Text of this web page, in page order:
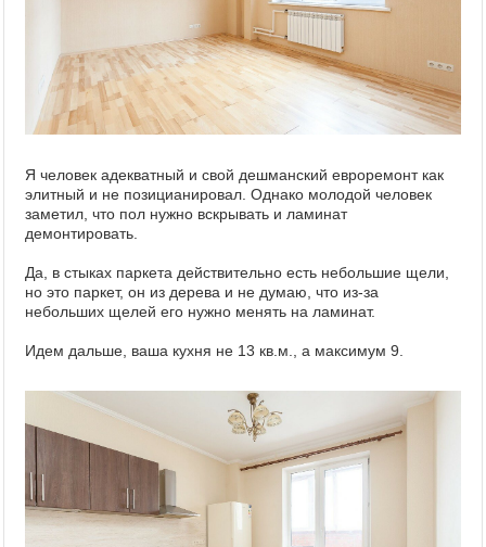
Я человек адекватный и свой дешманский евроремонт как
элитный и не позицианировал. Однако молодой человек
заметил, что пол нужно вскрывать и ламинат
демонтировать.
Да, в стыках паркета действительно есть небольшие щели,
но это паркет, он из дерева и не думаю, что из-за
небольших щелей его нужно менять на ламинат.
Идем дальше, ваша кухня не 13 кв.м., а максимум 9.